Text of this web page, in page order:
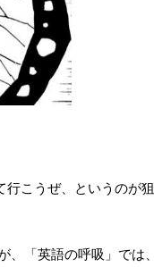
こうぜ、というのが狙
「英語の呼吸」では、